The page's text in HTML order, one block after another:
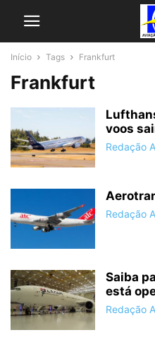
Início Tags Frankfurt
Frankfurt
voos
Redação
Redação
Saiba
está
Redação